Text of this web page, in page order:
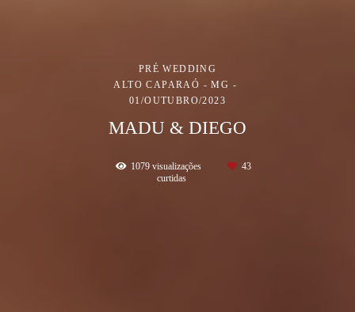
PRÉ WEDDING
ALTO CAPARAÓ - MG
01/OUTUBRO/2023
MADU & DIEGO
1079 visualizações
43
curtidas